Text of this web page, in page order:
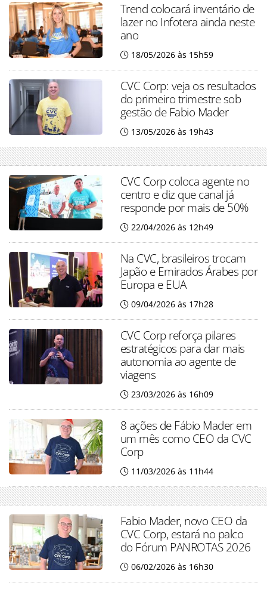
Trend colocará inventário de
lazer no Infotera ainda neste
ano
18/05/2026 às 15h59
CVC Corp: veja os resultados
do primeiro trimestre sob
gestão de Fabio Mader
13/05/2026 às 19h43
CVC Corp coloca agente no
centro e diz que canal já
responde por mais de 50%
22/04/2026 às 12h49
Na CVC, brasileiros trocam
Japão e Emirados Árabes por
Europa e EUA
09/04/2026 às 17h28
CVC Corp reforça pilares
estratégicos para dar mais
autonomia ao agente de
viagens
23/03/2026 às 16h09
8 ações de Fábio Mader em
um mês como CEO da CVC
Corp
11/03/2026 às 11h44
Fabio Mader, novo CEO da
CVC Corp, estará no palco
do Fórum PANROTAS 2026
06/02/2026 às 16h30